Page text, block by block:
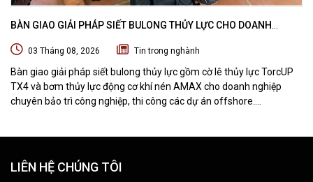
BÀN GIAO GIẢI PHÁP SIẾT BULONG THỦY LỰC CHO DOANH
03 Tháng 08, 2026 Tin trong nghành
Bàn giao giải pháp siết bulong thủy lực gồm cờ lê thủy lực TorcUP
TX4 và bơm thủy lực động cơ khí nén AMAX cho doanh nghiệp
chuyên bảo trì công nghiệp, thi công các dự án offshore.
LIÊN HỆ CHÚNG TÔI